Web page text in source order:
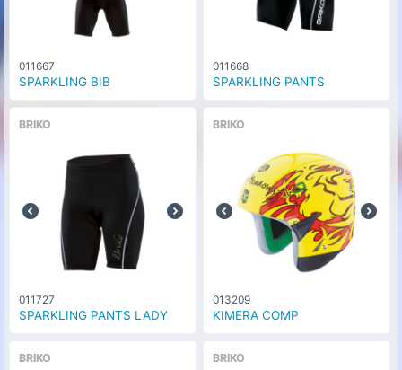
011667
SPARKLING BIB
011668
SPARKLING PANTS
BRIKO
011727
SPARKLING PANTS LADY
BRIKO
013209
KIMERA COMP
BRIKO BRIKO